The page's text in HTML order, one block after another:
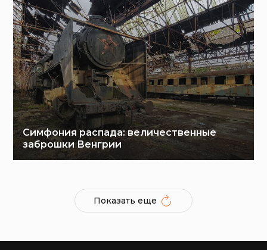
Симфония распада: величественные
заброшки Венгрии
Показать еще